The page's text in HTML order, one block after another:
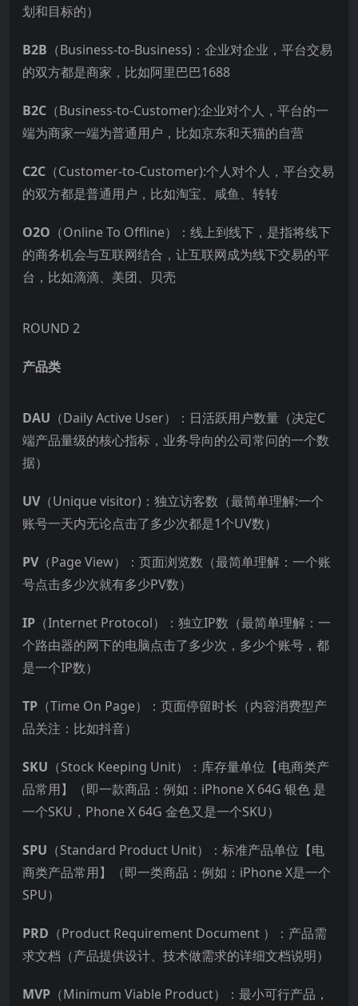
划和目标的）
B2B （Business-to-Business)：企业对企业，平台交易
的双方都是商家，比如阿里巴巴1688
B2C （Business-to-Customer):企业对个人，平台的一
端为商家一端为普通用户，比如京东和天猫的自营
C2C （Customer-to-Customer):个人对个人，平台交易
的双方都是普通用户，比如淘宝、咸鱼、转转
O2O （Online To Offline）：线上到线下，是指将线下
的商务机会与互联网结合，让互联网成为线下交易的平
台，比如滴滴、美团、贝壳
ROUND 2
产品类
DAU （Daily Active User）：日活跃用户数量（决定C
端产品量级的核心指标，业务导向的公司常问的一个数
据）
UV（Unique visitor)：独立访客数（最简单理解:一个
账号一天内无论点击了多少次都是1个UV数）
PV（Page View）：页面浏览数（最简单理解：一个账
号点击多少次就有多少PV数）
IP （Internet Protocol）：独立IP数（最简单理解：一
个路由器的网下的电脑点击了多少次，多少个账号，都
是一个IP数）
TP （Time On Page）：页面停留时长（内容消费型产
品关注：比如抖音）
SKU （Stock Keeping Unit）：库存量单位【电商类产
品常用】（即一款商品：例如：iPhone X 64G 银色 是
一个SKU，Phone X 64G 金色又是一个SKU）
SPU （Standard Product Unit）：标准产品单位【电
商类产品常用】（即一类商品：例如：iPhone X是一个
SPU）
PRD （Product Requirement Document ）：产品需
求文档（产品提供设计、技术做需求的详细文档说明）
MVP （Minimum Viable Product）：最小可行产品，